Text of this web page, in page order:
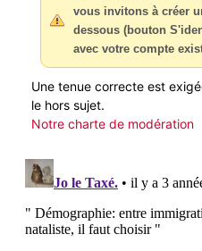
vous invitons à créer
dessous (bouton
avec votre compte
Une tenue correcte est
le hors sujet.
Notre charte de modération